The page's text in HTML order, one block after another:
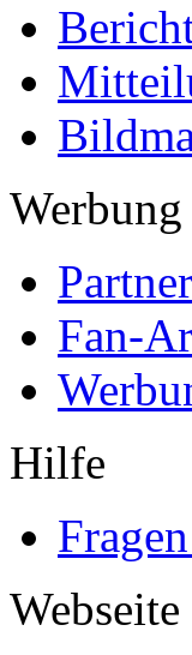
Werbung
Partner
Fan-
Hilfe
Webseite